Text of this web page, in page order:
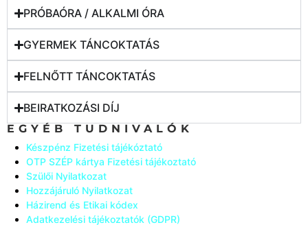
PRÓBAÓRA / ALKALMI ÓRA
GYERMEK TÁNCOKTATÁS
FELNŐTT TÁNCOKTATÁS
BEIRATKOZÁSI DÍJ
EGYÉB TUDNIVALÓK
Készpénz Fizetési tájékóztató
OTP SZÉP kártya Fizetési tájékoztató
Szülői Nyilatkozat
Hozzájáruló Nyilatkozat
Házirend és Etikai kódex
Adatkezelési tájékoztatók (GDPR)